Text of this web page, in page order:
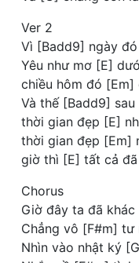
Ver 2
Vì [Badd9] ngày
Yêu như mơ [E]
chiều hôm đó
Và thế [Badd9]
thời gian đẹp [E]
thời gian đẹp [Em]
giờ thì [E] tất cả
Chorus
Giờ đây ta đã
Chẳng vô [F#m] tư
Nhìn vào nhật ký